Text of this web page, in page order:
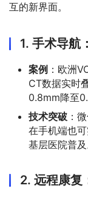
互的新界面。
1. 手术导航
案例 ：欧洲
CT数据实时
0.8mm降至
技术突破 ：
在手机端也
基层医院普及
2. 远程康复